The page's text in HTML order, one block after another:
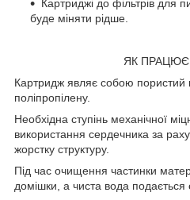
Картриджі до фільтрів для
буде міняти рідше.
ЯК ПРАЦЮЄ
Картридж являє собою пористий
поліпропілену.
Необхідна ступінь механічної
використання сердечника за
жорстку структуру.
Під час очищення частинки
домішки, а чиста вода подається